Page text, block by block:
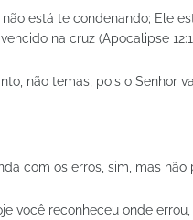
não está te condenando; Ele
na cruz (Apocalipse
não temas, pois o Senhor
com os erros, sim, mas
você reconheceu onde